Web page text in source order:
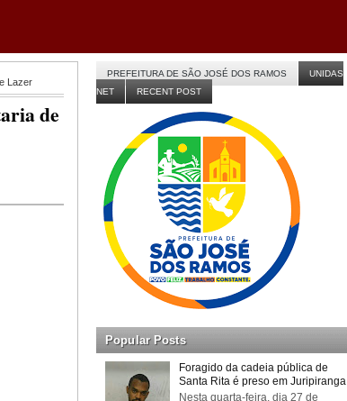
Lazer
de
PREFEITURA DE SÃO JOSÉ DOS RAMOS
UNIDAS
NET
RECENT POST
Popular Posts
Foragido da cadeia pública de
Santa Rita é preso em Juripiranga
Nesta quarta-feira, dia 27 de